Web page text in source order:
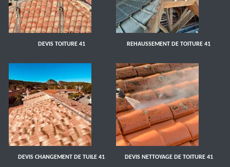
DEVIS TOITURE 41 REHAUSSEMENT DE TOITURE 41
DEVIS CHANGEMENT DE TUILE 41 DEVIS NETTOYAGE DE TOITURE 41